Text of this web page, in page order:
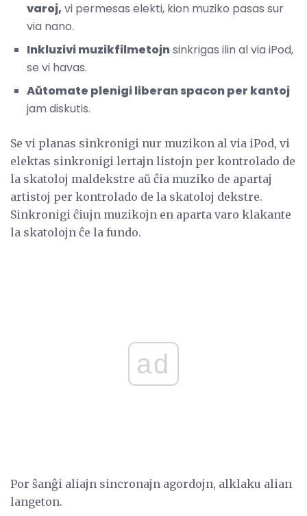
varoj, vi permesas elekti, kion muziko pasas sur
via nano.
Inkluzivi muzikfilmetojnsinkrigas ilin al via iPod,
se vi havas.
Aŭtomate plenigi liberan spacon per kantoj
jam diskutis.
Se vi planas sinkronigi nur muzikon al via iPod, vi
elektas sinkronigi lertajn listojn per kontrolado de
la skatoloj maldekstre aŭ ĉia muziko de apartaj
artistoj per kontrolado de la skatoloj dekstre.
Sinkronigi ĉiujn muzikojn en aparta varo klakante
la skatolojn ĉe la fundo.
ad
Por ŝanĝi aliajn sincronajn agordojn, alklaku alian
langeton.